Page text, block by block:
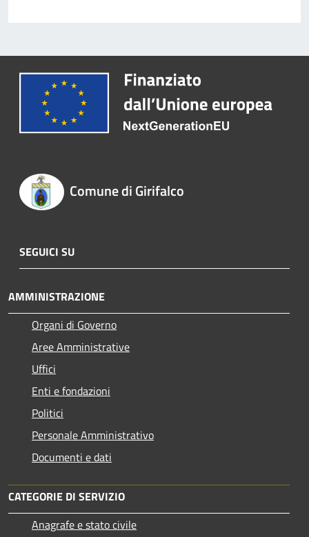
Comune di Girifalco
SEGUICI SU
AMMINISTRAZIONE
Organi di Governo
Aree Amministrative
Uffici
Enti e fondazioni
Politici
Personale Amministrativo
Documenti e dati
CATEGORIE DI SERVIZIO
Anagrafe e stato civile